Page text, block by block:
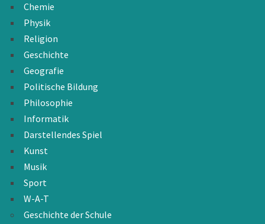
Chemie
Physik
Religion
Geschichte
Geografie
Politische Bildung
Philosophie
Informatik
Darstellendes Spiel
Kunst
Musik
Sport
W-A-T
Geschichte der Schule